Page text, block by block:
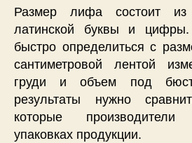
Размер лифа состоит
латинской буквы и
быстро определиться с
сантиметровой лентой
груди и объем под
результаты нужно
которые
упаковках продукции.